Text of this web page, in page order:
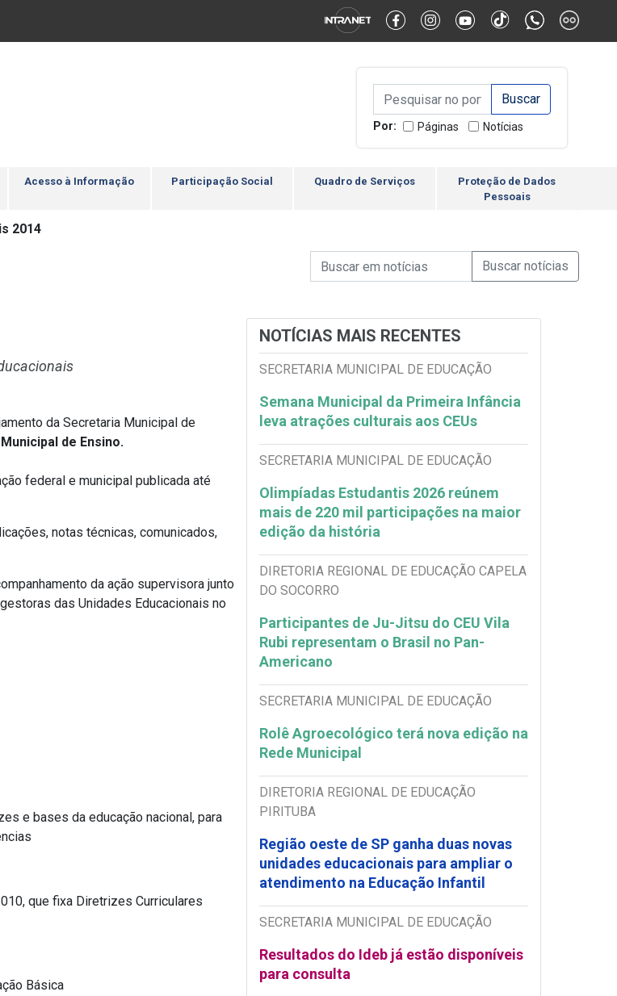
Alternar Alto Contraste Alternar Tamanho da Fonte
Campo de Busca de
Campo de Busca de informaçõesEnviar a Busca
Por: Páginas Notícias
Acesso à Informação Participação Social Quadro de Serviços
Proteção de Dados
Pessoais
2014
Campo de Busca de Notícias
Campo de Busca de informaçõesEnviar a Busca de
da Secretaria Municipal de
de Ensino.
federal e municipal publicada até
notas técnicas, comunicados,
da ação supervisora junto
das Unidades Educacionais no
e bases da educação nacional, para
que fixa Diretrizes Curriculares
Básica
NOTÍCIAS MAIS RECENTES
SECRETARIA MUNICIPAL DE EDUCAÇÃO
Semana Municipal da Primeira Infância
leva atrações culturais aos CEUs
SECRETARIA MUNICIPAL DE EDUCAÇÃO
Olimpíadas Estudantis 2026 reúnem
mais de 220 mil participações na maior
edição da história
DIRETORIA REGIONAL DE EDUCAÇÃO CAPELA
DO SOCORRO
Participantes de Ju-Jitsu do CEU Vila
Rubi representam o Brasil no Pan-
Americano
SECRETARIA MUNICIPAL DE EDUCAÇÃO
Rolê Agroecológico terá nova edição na
Rede Municipal
DIRETORIA REGIONAL DE EDUCAÇÃO
PIRITUBA
Região oeste de SP ganha duas novas
unidades educacionais para ampliar o
atendimento na Educação Infantil
SECRETARIA MUNICIPAL DE EDUCAÇÃO
Resultados do Ideb já estão disponíveis
para consulta